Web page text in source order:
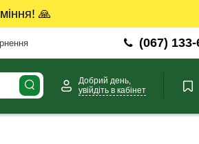
🙏
(067)
Добрий день,
увійдіть в кабінет